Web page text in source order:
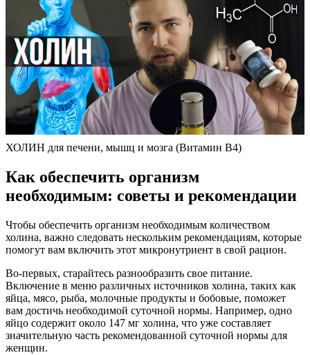
ХОЛИН для печени, мышц и мозга (Витамин B4)
Как обеспечить организм
необходимым: советы и рекомендации
Чтобы обеспечить организм необходимым количеством
холина, важно следовать нескольким рекомендациям, которые
помогут вам включить этот микронутриент в свой рацион.
Во-первых, старайтесь разнообразить свое питание.
Включение в меню различных источников холина, таких как
яйца, мясо, рыба, молочные продукты и бобовые, поможет
вам достичь необходимой суточной нормы. Например, одно
яйцо содержит около 147 мг холина, что уже составляет
значительную часть рекомендованной суточной нормы для
женщин.